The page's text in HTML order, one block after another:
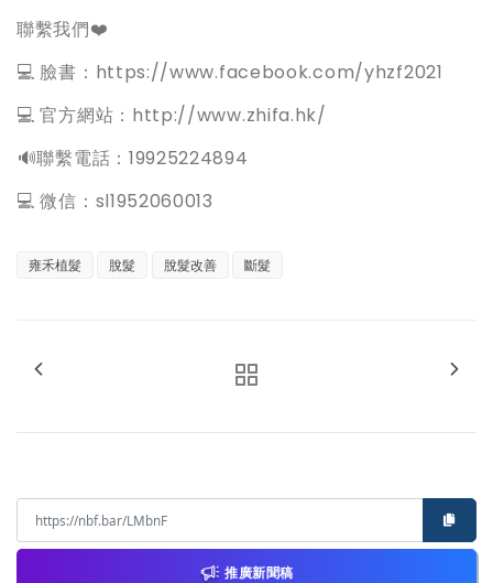
聯繫我們❤️
💻 臉書：https://www.facebook.com/yhzf2021
💻 官方網站：http://www.zhifa.hk/
️🔊聯繫電話：19925224894
💻 微信：sl1952060013
雍禾植髮 脫髮 脫髮改善 斷髮
推廣新聞稿